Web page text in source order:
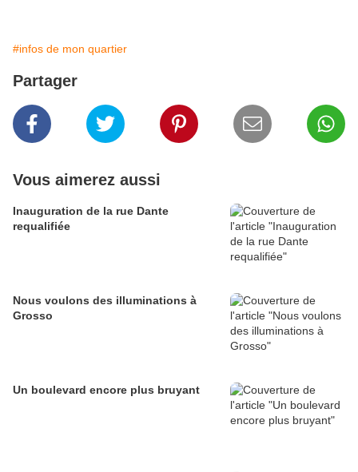
#infos de mon quartier
Partager
Vous aimerez aussi
Inauguration de la rue Dante
requalifiée
Nous voulons des illuminations à
Grosso
Un boulevard encore plus bruyant